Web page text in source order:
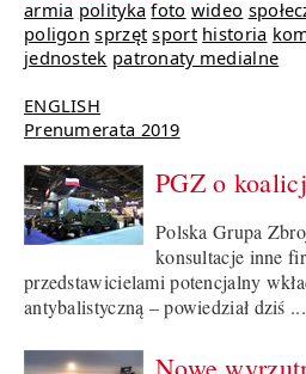
armia polityka foto wideo
poligon sprzęt sport historia
jednostek patronaty medialne
ENGLISH
Prenumerata 2019
PGZ o
Polska Grupa
konsultacje inne
przedstawicielami potencjalny
antybalistyczną – powiedział dziś ...